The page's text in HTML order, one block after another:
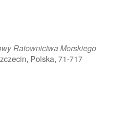
Ratownictwa Morskiego
Polska, 71-717